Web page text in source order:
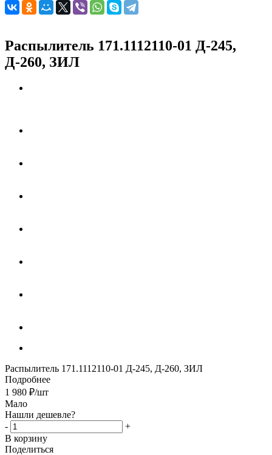
Распылитель 171.1112110-01 Д-245,
Д-260, ЗИЛ
Распылитель 171.1112110-01 Д-245, Д-260, ЗИЛ
Подробнее
1 980 ₽/шт
Мало
Нашли дешевле?
-
+
В корзину
Поделиться